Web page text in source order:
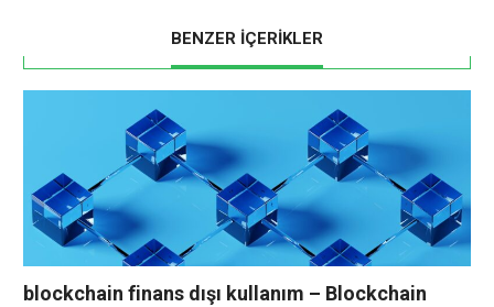
BENZER İÇERİKLER
blockchain finans dışı kullanım – Blockchain